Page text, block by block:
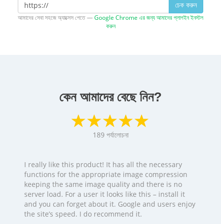
চেক করুন
আমাদের সেবা সহজে অ্যাক্সেস পেতে —Google Chrome এর জন্য আমাদের প্লাগইন ইনস্টল
করুন
কেন আমাদের বেছে নিন?
189 পর্যালোচনা
I really like this product! It has all the necessary
functions for the appropriate image compression
keeping the same image quality and there is no
server load. For a user it looks like this – install it
and you can forget about it. Google and users enjoy
the site’s speed. I do recommend it.